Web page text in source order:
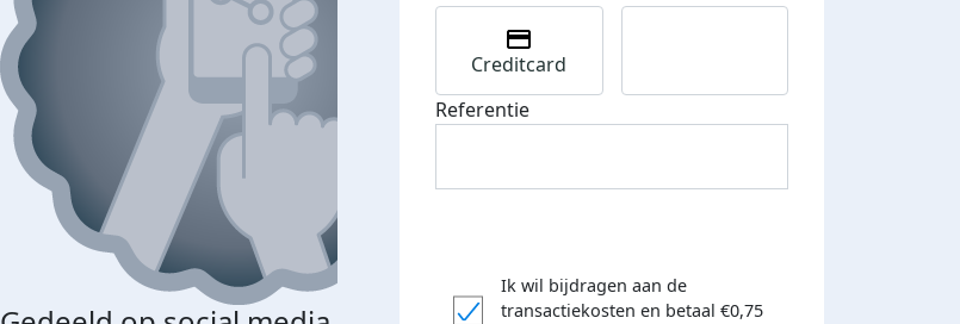
Creditcard
Referentie
Ik wil bijdragen aan de
transactiekosten en betaal €0,75